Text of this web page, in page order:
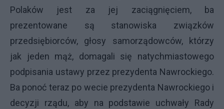
Polaków jest za jej zaciągnięciem, ba
prezentowane są stanowiska związków
przedsiębiorców, głosy samorządowców, którzy
jak jeden mąż, domagali się natychmiastowego
podpisania ustawy przez prezydenta Nawrockiego.
Ba ponoć teraz po wecie prezydenta Nawrockiego i
decyzji rządu, aby na podstawie uchwały Rady